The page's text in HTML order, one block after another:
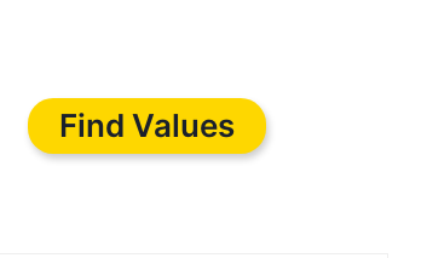
Find Values